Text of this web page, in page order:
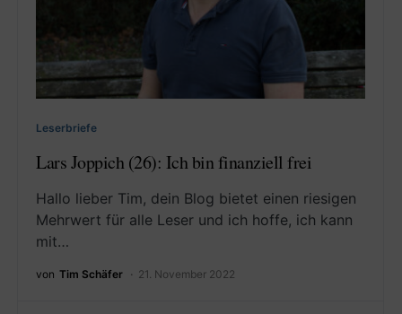
Leserbriefe
Lars Joppich (26): Ich bin finanziell frei
Hallo lieber Tim, dein Blog bietet einen riesigen
Mehrwert für alle Leser und ich hoffe, ich kann
mit…
von Tim Schäfer 21. November 2022